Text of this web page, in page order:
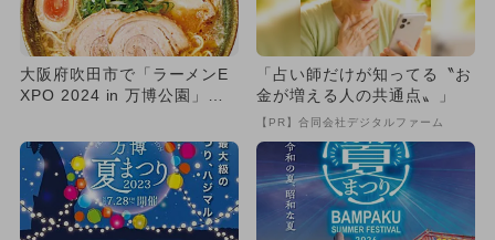
大阪府吹田市で「ラーメンE
XPO 2024 in 万博公園」が
「占い師だけが知ってる〝お
金が増える人の共通点〟」
【PR】合同会社デジタルファーム